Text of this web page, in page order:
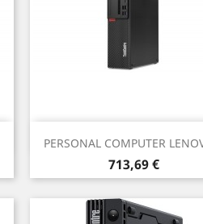
PERSONAL COMPUTER
Prezzo
713,69 €
Anteprima